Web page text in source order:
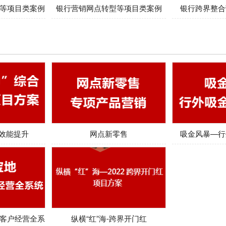
项目类案例 银行营销网点转型等项目类案例 银行跨界整
能提升 网点新零售 吸金风暴—
户经营全系 纵横“红”海-跨界开门红